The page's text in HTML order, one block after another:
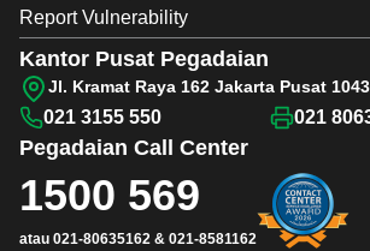
Report Vulnerability
Pegadaian Call Center
1500 569
atau 021-80635162 & 021-8581162
Kantor Pusat Pegadaian
Jl. Kramat Raya 162 Jakarta Pusat
021 3155 550 021